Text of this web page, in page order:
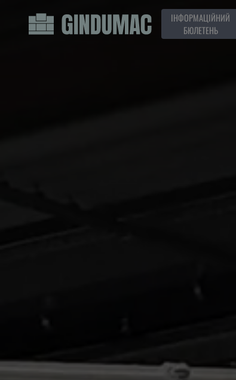
ІНФОРМАЦІЙНИЙ
БЮЛЕТЕНЬ